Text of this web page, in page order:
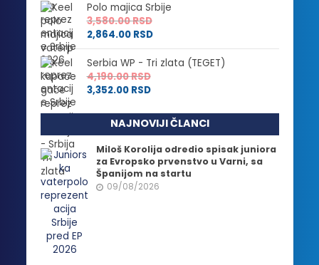
Polo majica Srbije
3,580.00RSD
2,864.00 RSD
Serbia WP - Tri zlata (TEGET)
4,190.00RSD
3,352.00 RSD
NAJNOVIJI ČLANCI
Miloš Korolija odredio spisak juniora
za Evropsko prvenstvo u Varni, sa
Španijom na startu
09/08/2026